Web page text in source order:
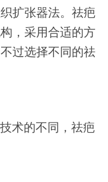
扩张器法。祛疤
，采用合适的方
过选择不同的祛
术的不同，祛疤